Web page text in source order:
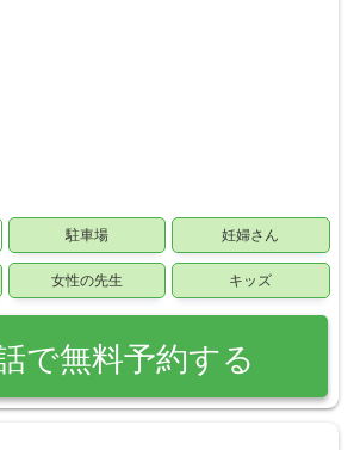
駐車場 妊婦さん
女性の先生 キッズ
で無料予約する